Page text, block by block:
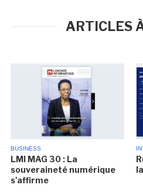
ARTICLES
BUSINESS
LMI MAG 30 : La
souveraineté numérique
s'affirme